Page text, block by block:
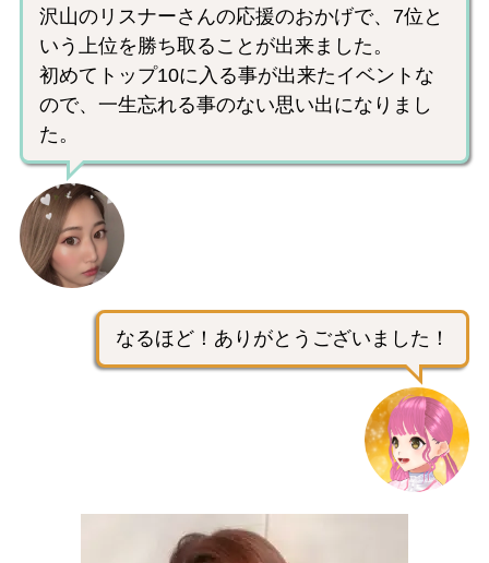
沢山のリスナーさんの応援のおかげで、7位と
いう上位を勝ち取ることが出来ました。
初めてトップ10に入る事が出来たイベントな
ので、一生忘れる事のない思い出になりまし
た。
なるほど！ありがとうございました！